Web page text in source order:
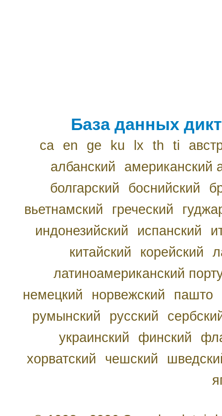
База данных
ca en ge ku lx th ti
албанский
американский
болгарский
боснийский
вьетнамский
греческий
индонезийский
испанский
китайский
корейский
латиноамериканский
немецкий
норвежский
пашто
румынский
русский
украинский
финский
хорватский
чешский